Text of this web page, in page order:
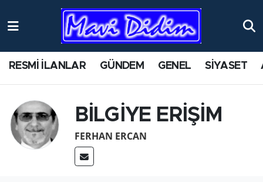
RESMİ İLANLAR GÜNDEM GENEL SİYASET
BİLGİYE ERİŞİM
FERHAN ERCAN
ANTİK YERLER
AYDIN
BİLİM VE TEKNOLOJİ
Nöbetçi Eczaneler
Namaz Vakitleri
Trafik Durumu
Süper Lig Puan Durumu ve Fikstür